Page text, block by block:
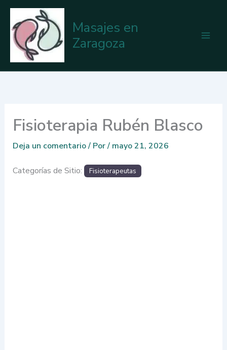
contenido
Masajes en
Zaragoza
Fisioterapia Rubén Blasco
Deja un comentario/ Por/ mayo 21, 2026
Categorías de Sitio: Fisioterapeutas